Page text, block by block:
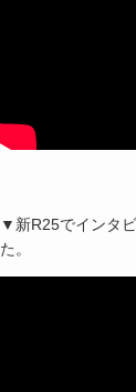
▼新R25でインタ
た。